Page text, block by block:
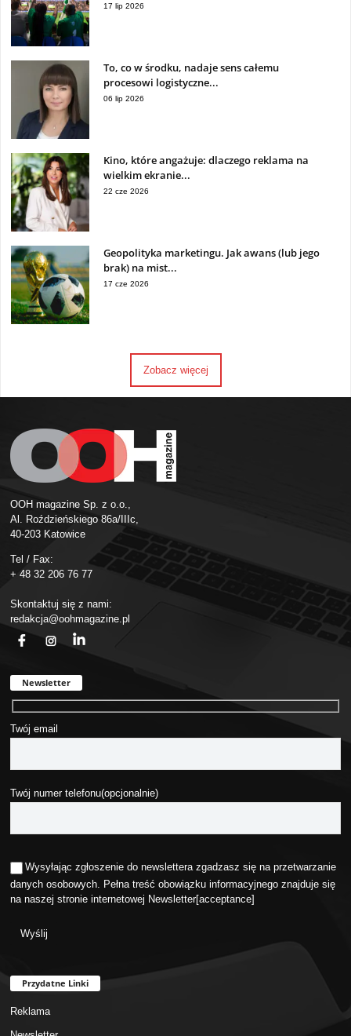
17 lip 2026
To, co w środku, nadaje sens całemu
procesowi logistyczne...
06 lip 2026
Kino, które angażuje: dlaczego reklama na
wielkim ekranie...
22 cze 2026
Geopolityka marketingu. Jak awans (lub jego
brak) na mist...
17 cze 2026
Zobacz więcej
OOH magazine Sp. z o.o.,
Al. Roździeńskiego 86a/IIIc,
40-203 Katowice
Tel / Fax:
+ 48 32 206 76 77
Skontaktuj się z nami:
redakcja@oohmagazine.pl
Newsletter
Twój email
Twój numer telefonu(opcjonalnie)
Wysyłając zgłoszenie do newslettera zgadzasz się na przetwarzanie
danych osobowych. Pełna treść obowiązku informacyjnego znajduje się
na naszej stronie internetowej Newsletter[acceptance]
Przydatne Linki
Reklama